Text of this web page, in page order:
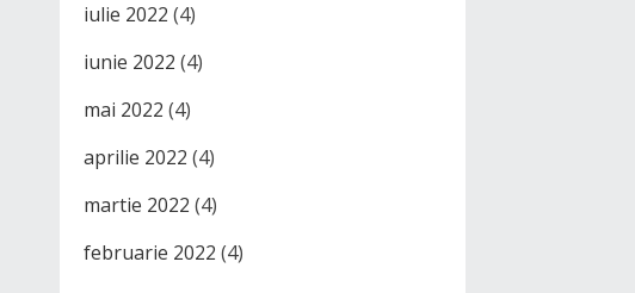
iulie 2022 (4)
iunie 2022 (4)
mai 2022 (4)
aprilie 2022 (4)
martie 2022 (4)
februarie 2022 (4)